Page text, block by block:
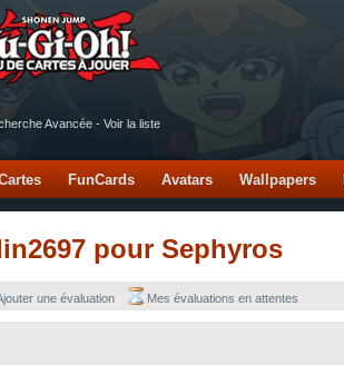
Avancée - Voir la liste
FunCards Avatars Wallpapers
pour Sephyros
une évaluation Mes évaluations en attentes